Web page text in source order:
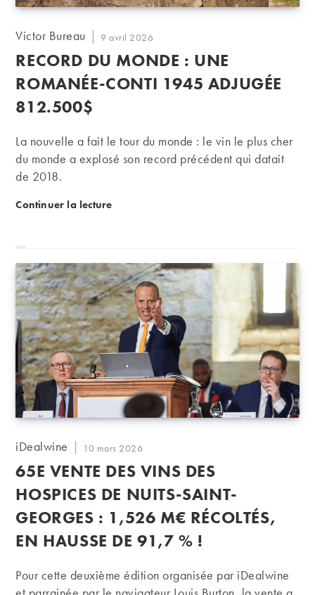
Auteur/autrice
la
publication :
Victor Bureau
Publication
publiée :
9 avril 2026
RECORD DU MONDE : UNE
ROMANÉE-CONTI 1945 ADJUGÉE
812.500$
La nouvelle a fait le tour du monde : le vin le plus cher
du monde a explosé son record précédent qui datait
de 2018.
Continuer la lectureRecord du monde : une romanée-conti 1945
Auteur/autrice
la
publication :
iDealwine
Publication
publiée :
10 mars 2026
65E VENTE DES VINS DES
HOSPICES DE NUITS-SAINT-
GEORGES : 1,526 M€ RÉCOLTÉS,
EN HAUSSE DE 91,7 % !
Pour cette deuxième édition organisée par iDealwine